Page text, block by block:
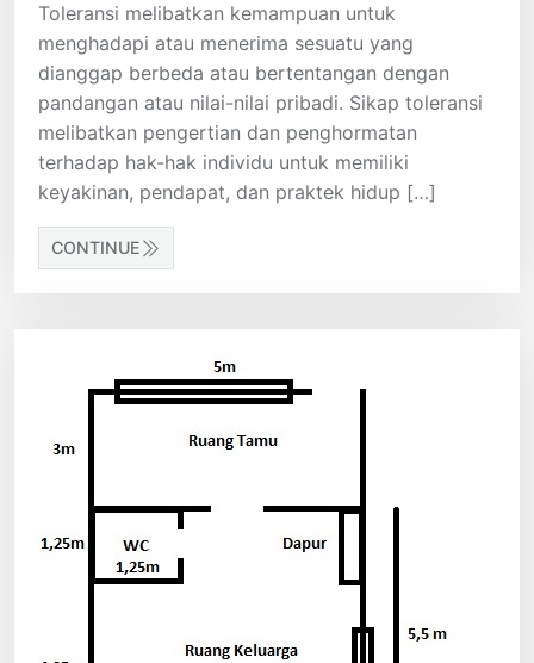
Toleransi melibatkan kemampuan untuk
menghadapi atau menerima sesuatu yang
dianggap berbeda atau bertentangan dengan
pandangan atau nilai-nilai pribadi. Sikap toleransi
melibatkan pengertian dan penghormatan
terhadap hak-hak individu untuk memiliki
keyakinan, pendapat, dan praktek hidup […]
CONTINUE